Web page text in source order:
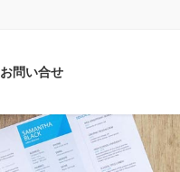
お問い合せ